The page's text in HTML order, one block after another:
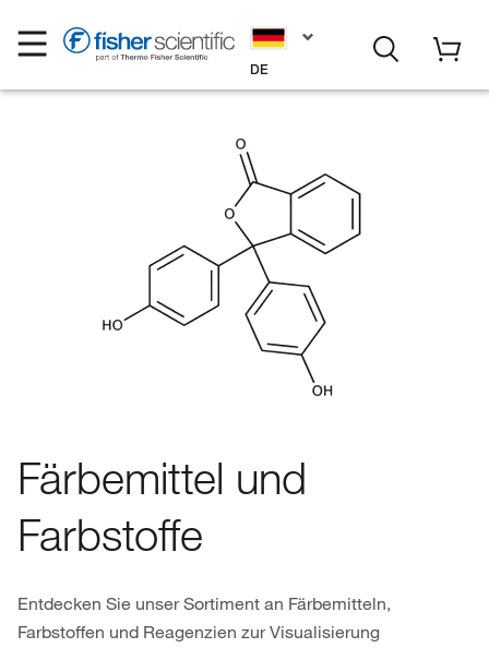
DE
Färbemittel und
Farbstoffe
Entdecken Sie unser Sortiment an Färbemitteln,
Farbstoffen und Reagenzien zur Visualisierung